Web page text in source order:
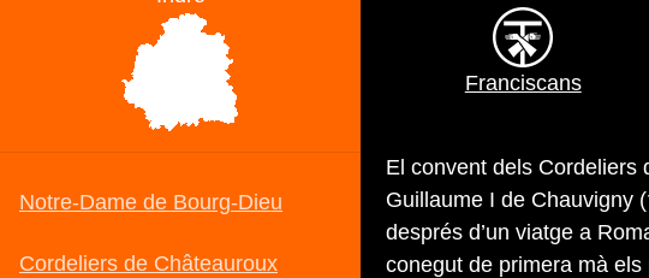
Franciscans
El convent dels Cordeliers
Guillaume I de Chauvigny
després d’un viatge a
conegut de primera mà